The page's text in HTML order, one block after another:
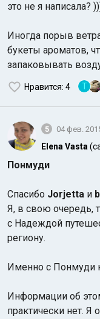
это не я написала?
Иногда порыв
букеты ароматов,
запаковывать
Нравится: 4 Т
5 04 фев.
Elena Vasta
Понмуди
Спасибо Jorjetta и
Я, в свою очередь,
с Надеждой
региону.
Именно с Понмуди
Информации об
практически нет. Я